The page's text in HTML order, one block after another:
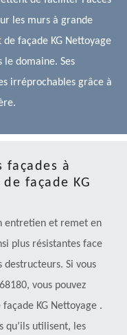
les murs à grande
façade KG Nettoyage
domaine. Ses
irréprochables grâce à
façades à
façade KG
entretien et remet en
plus résistantes face
Si vous
vous pouvez
KG Nettoyage .
qu’ils utilisent, les